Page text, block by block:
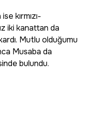
kırmızı-
iki kanattan da
Mutlu olduğumu
Musaba da
bulundu.